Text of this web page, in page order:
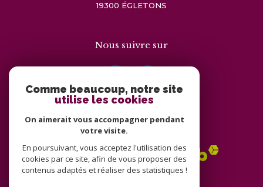
19300
ÉGLETONS
Nous suivre sur
Adhérents
Comme beaucoup, notre site
utilise les cookies
On aimerait vous accompagner pendant
votre visite.
En poursuivant, vous acceptez l'utilisation des
cookies par ce site, afin de vous proposer des
contenus adaptés et réaliser des statistiques !